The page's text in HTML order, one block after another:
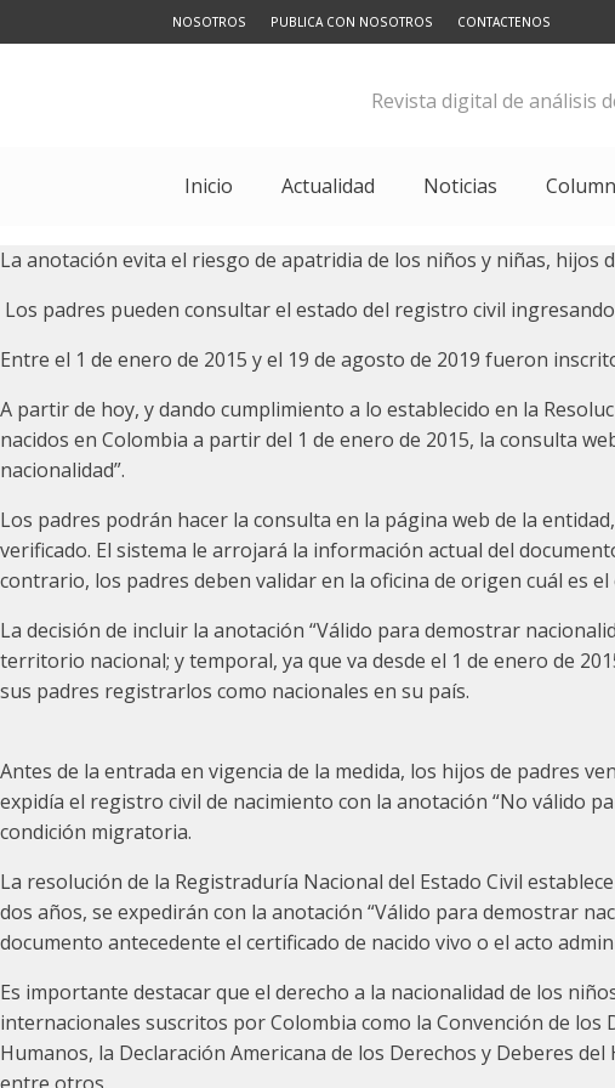
NOSOTROS PUBLICA CON NOSOTROS CONTACTENOS
Revista digital de análisis
Inicio Actualidad Noticias
La anotación evita el riesgo de apatridia de los niños y niñas, hijos
Los padres pueden consultar el estado del registro civil
Entre el 1 de enero de 2015 y el 19 de agosto de 2019 fueron
A partir de hoy, y dando cumplimiento a lo establecido en la
nacidos en Colombia a partir del 1 de enero de 2015, la consulta
nacionalidad”.
Los padres podrán hacer la consulta en la página web de la entidad,
verificado. El sistema le arrojará la información actual del
contrario, los padres deben validar en la oficina de origen cuál es
La decisión de incluir la anotación “Válido para demostrar
territorio nacional; y temporal, ya que va desde el 1 de enero de
sus padres registrarlos como nacionales en su país.
Antes de la entrada en vigencia de la medida, los hijos de padres
expidía el registro civil de nacimiento con la anotación “No válido
condición migratoria.
La resolución de la Registraduría Nacional del Estado Civil
dos años, se expedirán con la anotación “Válido para demostrar
documento antecedente el certificado de nacido vivo o el acto
Es importante destacar que el derecho a la nacionalidad de los
internacionales suscritos por Colombia como la Convención de
Humanos, la Declaración Americana de los Derechos y Deberes